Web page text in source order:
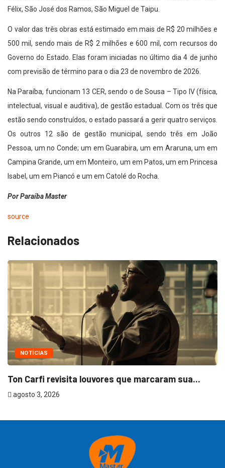
Félix, São José dos Ramos, São Miguel de Taipu.
O valor das três obras está estimado em mais de R$ 20 milhões e
500 mil, sendo mais de R$ 2 milhões e 600 mil, com recursos do
Governo do Estado. Elas foram iniciadas no último dia 4 de junho
com previsão de término para o dia 23 de novembro de 2026.
Na Paraíba, funcionam 13 CER, sendo o de Sousa – Tipo IV (física,
intelectual, visual e auditiva), de gestão estadual. Com os três que
estão sendo construídos, o estado passará a gerir quatro serviços.
Os outros 12 são de gestão municipal, sendo três em João
Pessoa, um no Conde; um em Guarabira, um em Araruna, um em
Campina Grande, um em Monteiro, um em Patos, um em Princesa
Isabel, um em Piancó e um em Catolé do Rocha.
Por Paraíba Master
source
Relacionados
NOTÍCIAS
Ton Carfi revisita louvores que marcaram sua...
agosto 3, 2026